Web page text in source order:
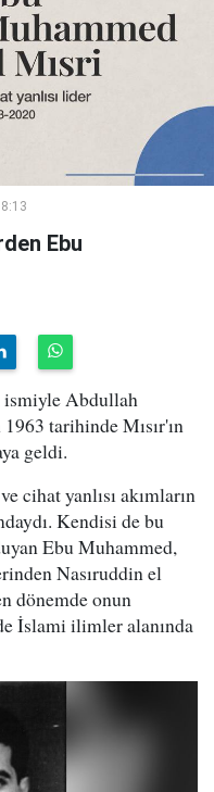
Ebu
ismiyle Abdullah
tarihinde Mısır'ın
geldi.
cihat yanlısı akımların
Kendisi de bu
Ebu Muhammed,
Nasıruddin el
dönemde onun
İslami ilimler alanında